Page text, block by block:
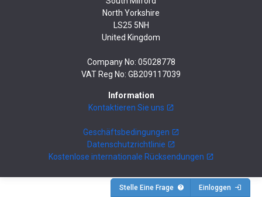
North Yorkshire
LS25 5NH
United Kingdom
Company No: 05028778
VAT Reg No: GB209117039
Information
Kontaktieren Sie uns
Geschäftsbedingungen
Datenschutzrichtlinie
Kostenlose internationale Rücksendungen
Stelle Eine Frage Einloggen